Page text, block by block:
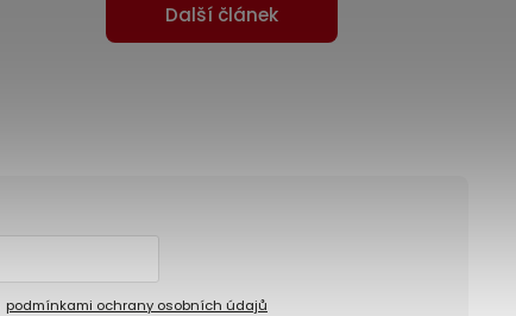
Další článek
podmínkami ochrany osobních údajů